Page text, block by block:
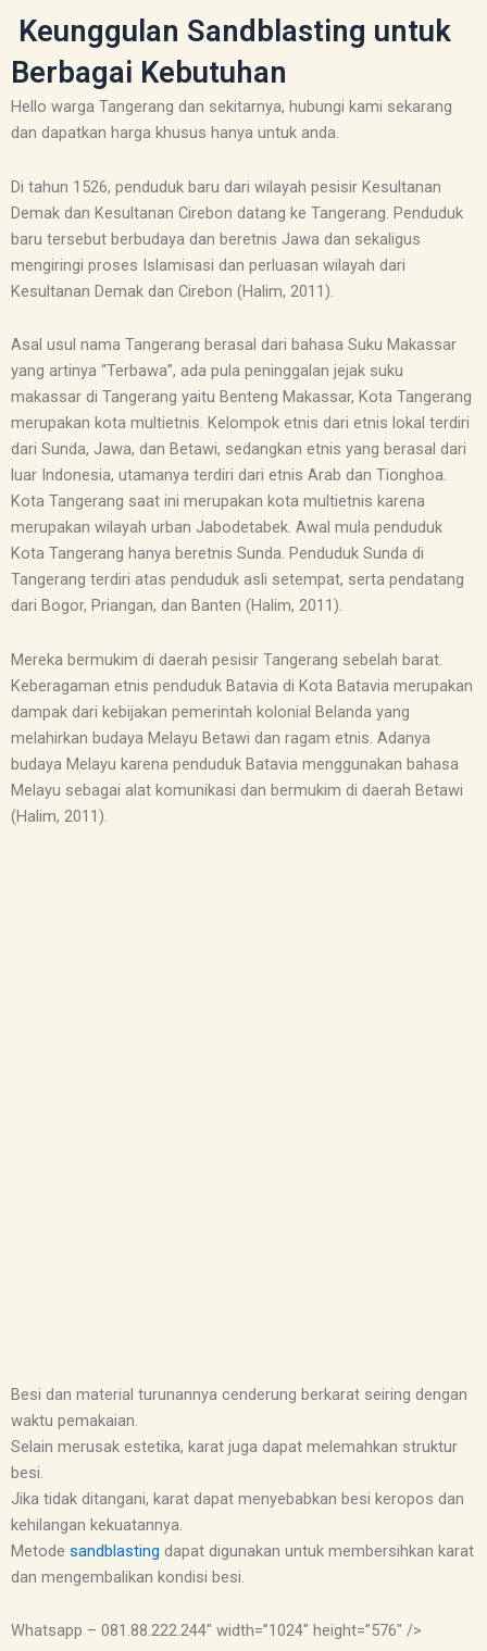
Keunggulan Sandblasting untuk
Berbagai Kebutuhan
Hello warga Tangerang dan sekitarnya, hubungi kami sekarang
dan dapatkan harga khusus hanya untuk anda.
Di tahun 1526, penduduk baru dari wilayah pesisir Kesultanan
Demak dan Kesultanan Cirebon datang ke Tangerang. Penduduk
baru tersebut berbudaya dan beretnis Jawa dan sekaligus
mengiringi proses Islamisasi dan perluasan wilayah dari
Kesultanan Demak dan Cirebon (Halim, 2011).
Asal usul nama Tangerang berasal dari bahasa Suku Makassar
yang artinya “Terbawa”, ada pula peninggalan jejak suku
makassar di Tangerang yaitu Benteng Makassar, Kota Tangerang
merupakan kota multietnis. Kelompok etnis dari etnis lokal terdiri
dari Sunda, Jawa, dan Betawi, sedangkan etnis yang berasal dari
luar Indonesia, utamanya terdiri dari etnis Arab dan Tionghoa.
Kota Tangerang saat ini merupakan kota multietnis karena
merupakan wilayah urban Jabodetabek. Awal mula penduduk
Kota Tangerang hanya beretnis Sunda. Penduduk Sunda di
Tangerang terdiri atas penduduk asli setempat, serta pendatang
dari Bogor, Priangan, dan Banten (Halim, 2011).
Mereka bermukim di daerah pesisir Tangerang sebelah barat.
Keberagaman etnis penduduk Batavia di Kota Batavia merupakan
dampak dari kebijakan pemerintah kolonial Belanda yang
melahirkan budaya Melayu Betawi dan ragam etnis. Adanya
budaya Melayu karena penduduk Batavia menggunakan bahasa
Melayu sebagai alat komunikasi dan bermukim di daerah Betawi
(Halim, 2011).
Besi dan material turunannya cenderung berkarat seiring dengan
waktu pemakaian.
Selain merusak estetika, karat juga dapat melemahkan struktur
besi.
Jika tidak ditangani, karat dapat menyebabkan besi keropos dan
kehilangan kekuatannya.
Metode sandblasting dapat digunakan untuk membersihkan karat
dan mengembalikan kondisi besi.
Whatsapp – 081.88.222.244″ width=”1024″ height=”576″ />